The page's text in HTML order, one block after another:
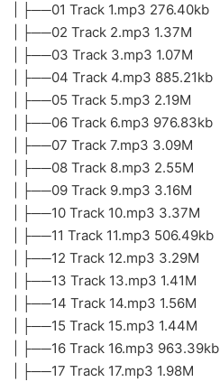
| ├──01 Track 1.mp3 276.40kb
| ├──02 Track 2.mp3 1.37M
| ├──03 Track 3.mp3 1.07M
| ├──04 Track 4.mp3 885.21kb
| ├──05 Track 5.mp3 2.19M
| ├──06 Track 6.mp3 976.83kb
| ├──07 Track 7.mp3 3.09M
| ├──08 Track 8.mp3 2.55M
| ├──09 Track 9.mp3 3.16M
| ├──10 Track 10.mp3 3.37M
| ├──11 Track 11.mp3 506.49kb
| ├──12 Track 12.mp3 3.29M
| ├──13 Track 13.mp3 1.41M
| ├──14 Track 14.mp3 1.56M
| ├──15 Track 15.mp3 1.44M
| ├──16 Track 16.mp3 963.39kb
| ├──17 Track 17.mp3 1.98M